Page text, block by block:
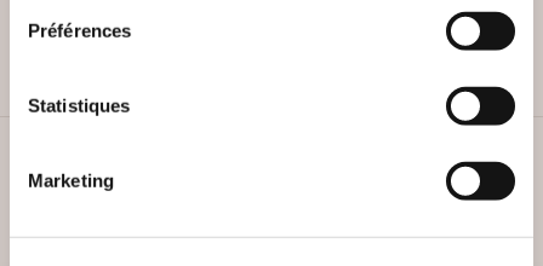
Préférences
Statistiques
Marketing